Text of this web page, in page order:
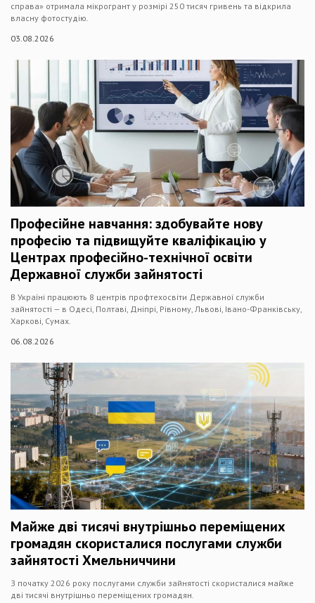
справа» отримала мікрогрант у розмірі 250 тисяч гривень та відкрила
власну фотостудію.
03.08.2026
Професійне навчання: здобувайте нову
професію та підвищуйте кваліфікацію у
Центрах професійно-технічної освіти
Державної служби зайнятості
В Україні працюють 8 центрів профтехосвіти Державної служби
зайнятості — в Одесі, Полтаві, Дніпрі, Рівному, Львові, Івано-Франківську,
Харкові, Сумах.
06.08.2026
Майже дві тисячі внутрішньо переміщених
громадян скористалися послугами служби
зайнятості Хмельниччини
З початку 2026 року послугами служби зайнятості скористалися майже
дві тисячі внутрішньо переміщених громадян.